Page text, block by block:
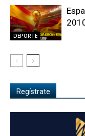
DEPORTE
Regístrate